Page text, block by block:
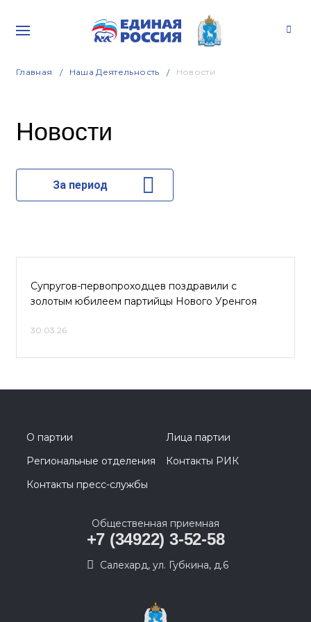
Главная Наша Деятельность Новости
Новости
За период
Супругов-первопроходцев поздравили с
золотым юбилеем партийцы Нового Уренгоя
30.03.26
О партии
Лица партии
Региональные отделения
Контакты РИК
Контакты пресс-службы
Общественная приемная
+7 (34922) 3-52-58
Салехард, ул. Губкина, д.6